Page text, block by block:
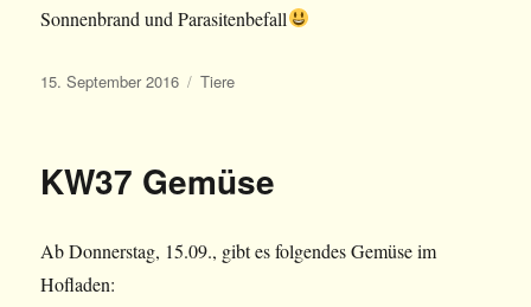
Sonnenbrand und Parasitenbefall
Veröffentlicht
15. September 2016 Kategorien
Tiere
KW37 Gemüse
Ab Donnerstag, 15.09., gibt es folgendes Gemüse im
Hofladen: